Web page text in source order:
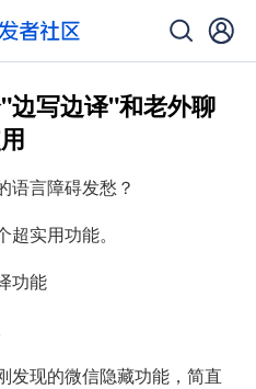
边写边译"和老外聊
语言障碍发愁？
实用功能。
功能
发现的微信隐藏功能，简直